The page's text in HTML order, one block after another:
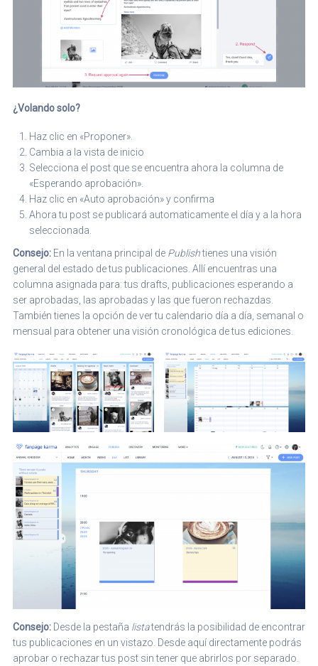
¿Volando solo?
Haz clic en «Proponer».
Cambia a la vista de inicio
Selecciona el post que se encuentra ahora la columna de
«Esperando aprobación».
Haz clic en «Auto aprobación» y confirma
Ahora tu post se publicará automaticamente el día y a la hora
seleccionada.
Consejo: En la ventana principal de Publishtienes una visión
general del estado de tus publicaciones. Allí encuentras una
columna asignada para: tus drafts, publicaciones esperando a
ser aprobadas, las aprobadas y las que fueron rechazdas.
También tienes la opción de ver tu calendario día a día, semanal o
mensual para obtener una visión cronológica de tus ediciones.
Consejo: Desde la pestaña listatendrás la posibilidad de encontrar
tus publicaciones en un vistazo. Desde aquí directamente podrás
aprobar o rechazar tus post sin tener que abrirlos por separado.